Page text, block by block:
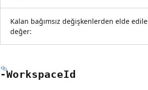
Kalan bağımsız değişkenlerden elde
değer:
-WorkspaceId